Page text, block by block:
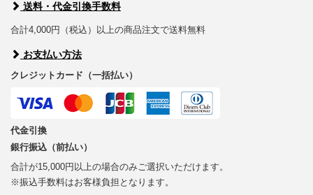
送料・代金引換手数料
合計4,000円（税込）以上の商品注文で送料無料
お支払い方法
クレジットカード（一括払い）
代金引換
銀行振込（前払い）
合計が15,000円以上の場合のみご選択いただけます。
※振込手数料はお客様負担となります。